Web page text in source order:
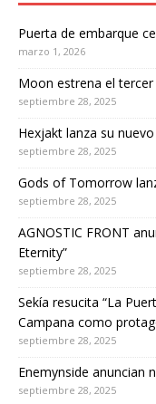
Puerta de embarque
marzo 1, 2026
Moon estrena el tercer
septiembre 28, 2025
Hexjakt lanza su
septiembre 28, 2025
Gods of Tomorrow
septiembre 28, 2025
AGNOSTIC FRONT
Eternity”
septiembre 28, 2025
Sekía resucita “La
Campana como
septiembre 28, 2025
Enemynside anuncian
septiembre 28, 2025